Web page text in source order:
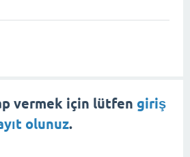
vermek için lütfen giriş
olunuz.